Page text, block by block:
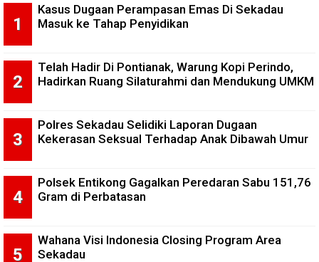
Kasus Dugaan Perampasan Emas Di Sekadau
Masuk ke Tahap Penyidikan
Telah Hadir Di Pontianak, Warung Kopi Perindo,
Hadirkan Ruang Silaturahmi dan Mendukung UMKM
Polres Sekadau Selidiki Laporan Dugaan
Kekerasan Seksual Terhadap Anak Dibawah Umur
Polsek Entikong Gagalkan Peredaran Sabu 151,76
Gram di Perbatasan
Wahana Visi Indonesia Closing Program Area
Sekadau